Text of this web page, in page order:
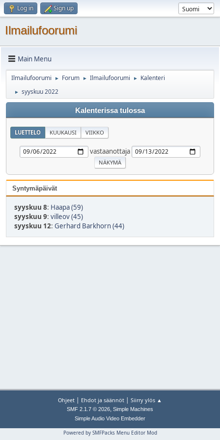
Log in Sign up
Ilmailufoorumi
Main Menu
Ilmailufoorumi ► Forum ► Ilmailufoorumi ► Kalenteri
► syyskuu 2022
Kalenterissa tulossa
LUETTELO KUUKAUSI VIIKKO
vastaanottaja
Syntymäpäivät
syyskuu 8: Haapa (59)
syyskuu 9: villeov (45)
syyskuu 12: Gerhard Barkhorn (44)
Ohjeet | Ehdot ja säännöt | Siirry ylös ▲
SMF 2.1.7 © 2026, Simple Machines
Simple Audio Video Embedder
Powered by SMFPacks Menu Editor Mod